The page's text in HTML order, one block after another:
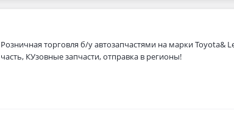
Розничная торговля б/у автозапчастями на марки Toyota&
часть, КУзовные запчасти, отправка в регионы!